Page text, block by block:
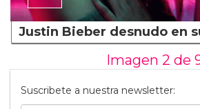
Justin Bieber desnudo en
Imagen 2 de
Suscribete a nuestra newsletter: